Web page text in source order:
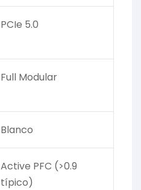
PCIe 5.0
Full Modular
Blanco
Active PFC (>0.9
típico)